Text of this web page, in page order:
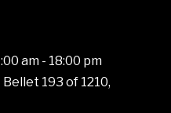
am - 18:00 pm
193 of 1210,